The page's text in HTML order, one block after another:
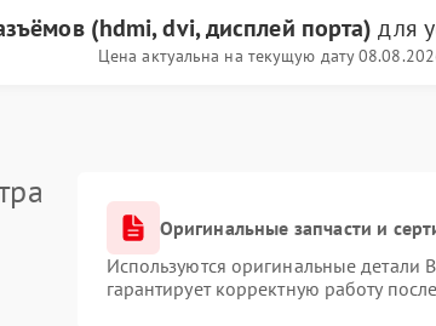
(hdmi, dvi, дисплей порта) для
Цена актуальна на текущую дату
Оригинальные запчасти и
Используются оригинальные
гарантирует корректную работу